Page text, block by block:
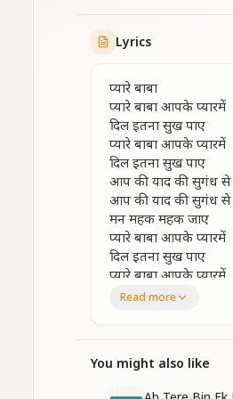
Lyrics
प्यारे बाबा
प्यारे बाबा आपके प्यारमें
दिल इतना सुख पाए
प्यारे बाबा आपके प्यारमें
दिल इतना सुख पाए
आप की याद की सुगंध से
आप की याद की सुगंध से
मन महक महक जाए
प्यारे बाबा आपके प्यारमें
दिल इतना सुख पाए
प्यारे बाबा आपके प्यारमें
दिल इतना सुख पाए
रात दिन हर सोच में मेरे
जहा देखो हर नजारो में
Read more
You might also like